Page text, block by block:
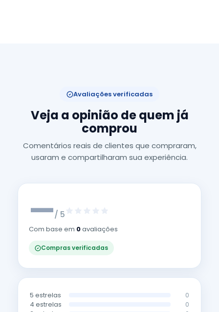
Avaliações verificadas
Veja a opinião de quem já
comprou
Comentários reais de clientes que compraram,
usaram e compartilharam sua experiência.
—/ 5
Com base em 0avaliações
Compras verificadas
5 estrelas 0
4 estrelas 0